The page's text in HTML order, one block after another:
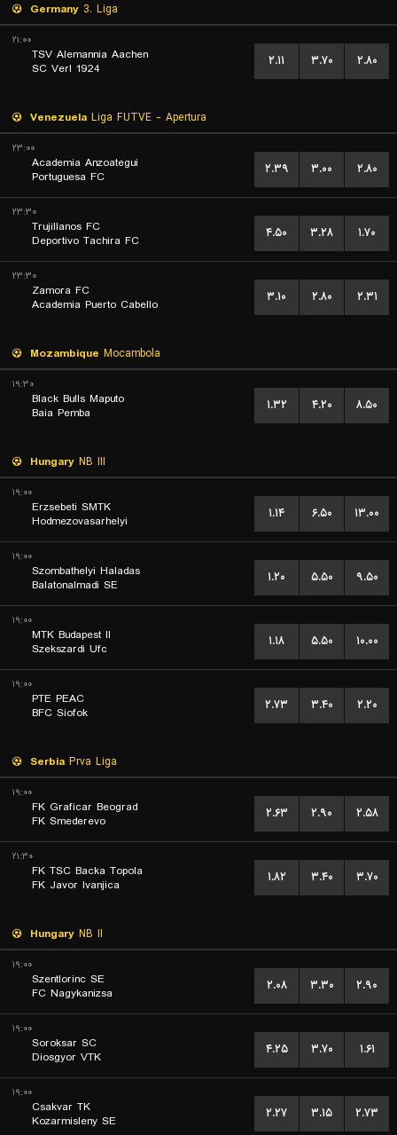
Germany 3. Liga
۲۱:۰۰
TSV Alemannia Aachen
SC Verl 1924
۲.۱۱ ۳.۷۰ ۲.۸۰
Venezuela Liga FUTVE - Apertura
۲۳:۰۰
Academia Anzoategui
Portuguesa FC
۲.۳۹ ۳.۰۰ ۲.۸۰
۲۳:۳۰
Trujillanos FC
Deportivo Tachira FC
۴.۵۰ ۳.۲۸ ۱.۷۰
۲۳:۳۰
Zamora FC
Academia Puerto Cabello
۳.۱۰ ۲.۸۰ ۲.۳۱
Mozambique Mocambola
۱۹:۳۰
Black Bulls Maputo
Baia Pemba
۱.۳۲ ۴.۲۰ ۸.۵۰
Hungary NB III
۱۹:۰۰
Erzsebeti SMTK
Hodmezovasarhelyi
۱.۱۴ ۶.۵۰ ۱۳.۰۰
۱۹:۰۰
Szombathelyi Haladas
Balatonalmadi SE
۱.۲۰ ۵.۵۰ ۹.۵۰
۱۹:۰۰
MTK Budapest II
Szekszardi Ufc
۱.۱۸ ۵.۵۰ ۱۰.۰۰
۱۹:۰۰
PTE PEAC
BFC Siofok
۲.۷۳ ۳.۴۰ ۲.۲۰
Serbia Prva Liga
۱۹:۰۰
FK Graficar Beograd
FK Smederevo
۲.۶۳ ۲.۹۰ ۲.۵۸
۲۱:۳۰
FK TSC Backa Topola
FK Javor Ivanjica
۱.۸۲ ۳.۴۰ ۳.۷۰
Hungary NB II
۱۹:۰۰
Szentlorinc SE
FC Nagykanizsa
۲.۰۸ ۳.۳۰ ۲.۹۰
۱۹:۰۰
Soroksar SC
Diosgyor VTK
۴.۲۵ ۳.۷۰ ۱.۶۱
۱۹:۰۰
Csakvar TK
Kozarmisleny SE
۲.۲۷ ۳.۱۵ ۲.۷۳